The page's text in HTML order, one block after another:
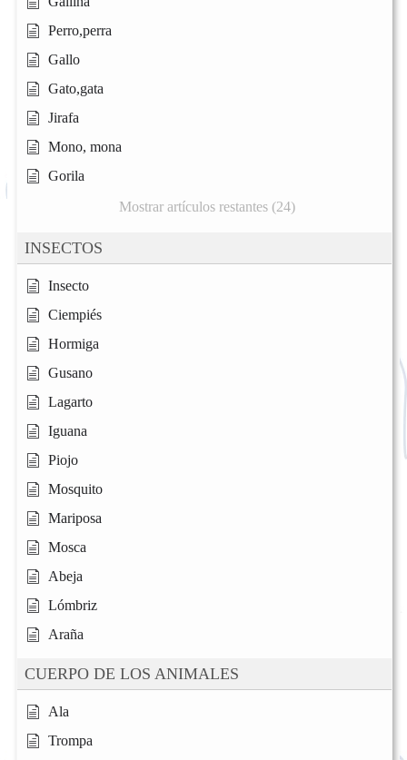
Perro,perra
Gallo
Gato,gata
Jirafa
Mono, mona
Gorila
Mostrar artículos restantes (24)
INSECTOS
Insecto
Ciempiés
Hormiga
Gusano
Lagarto
Iguana
Piojo
Mosquito
Mariposa
Mosca
Abeja
Lómbriz
Araña
CUERPO DE LOS ANIMALES
Ala
Trompa